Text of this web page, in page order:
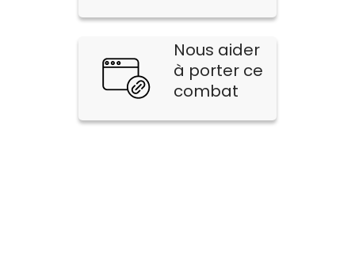
Nous aider
à porter ce
combat